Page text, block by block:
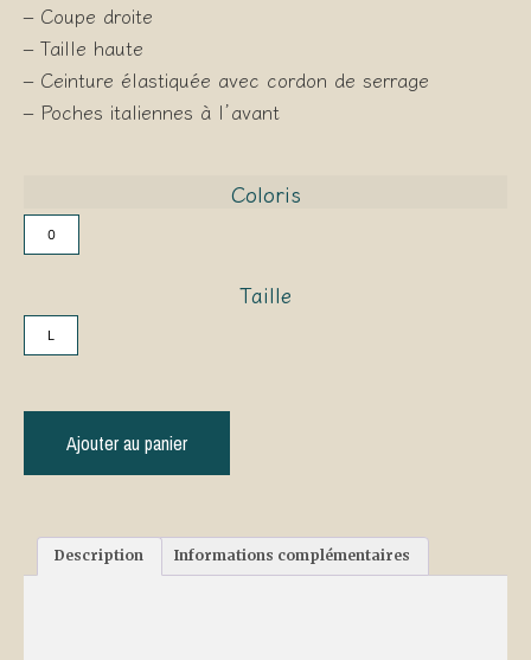
– Coupe droite
– Taille haute
– Ceinture élastiquée avec cordon de serrage
– Poches italiennes à l’avant
Coloris
0
Taille
L
Ajouter au panier
Description Informations complémentaires